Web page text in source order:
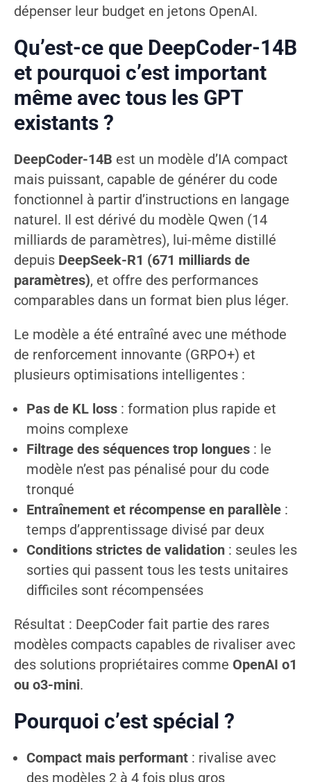
dépenser leur budget en jetons OpenAI.
Qu’est-ce que DeepCoder-14B
et pourquoi c’est important
même avec tous les GPT
existants ?
DeepCoder-14B est un modèle d’IA compact
mais puissant, capable de générer du code
fonctionnel à partir d’instructions en langage
naturel. Il est dérivé du modèle Qwen (14
milliards de paramètres), lui-même distillé
depuis DeepSeek-R1 (671 milliards de
paramètres), et offre des performances
comparables dans un format bien plus léger.
Le modèle a été entraîné avec une méthode
de renforcement innovante (GRPO+) et
plusieurs optimisations intelligentes :
Pas de KL loss : formation plus rapide et
moins complexe
Filtrage des séquences trop longues : le
modèle n’est pas pénalisé pour du code
tronqué
Entraînement et récompense en parallèle :
temps d’apprentissage divisé par deux
Conditions strictes de validation : seules les
sorties qui passent tous les tests unitaires
difficiles sont récompensées
Résultat : DeepCoder fait partie des rares
modèles compacts capables de rivaliser avec
des solutions propriétaires comme OpenAI o1
ou o3-mini.
Pourquoi c’est spécial ?
Compact mais performant : rivalise avec
des modèles 2 à 4 fois plus gros